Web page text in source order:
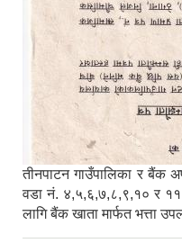
तीनपाटन गाउँपालिका र बैंक
वडा नं. ४,५,६,७,८,९,१० र ११
लागि बैंक खाता मार्फत भत्ता